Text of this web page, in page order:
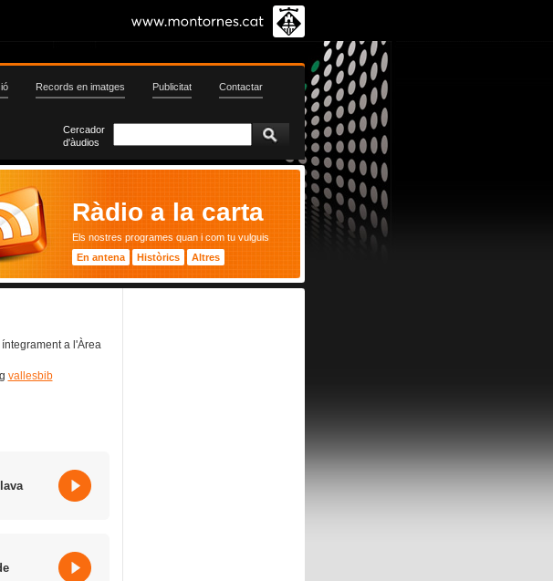
Records en imatges Publicitat Contactar
Cercador
d'àudios
Ràdio a la carta
Els nostres programes quan i com tu vulguis
En antena
Històrics Altres
a l'Àrea
vallesbib